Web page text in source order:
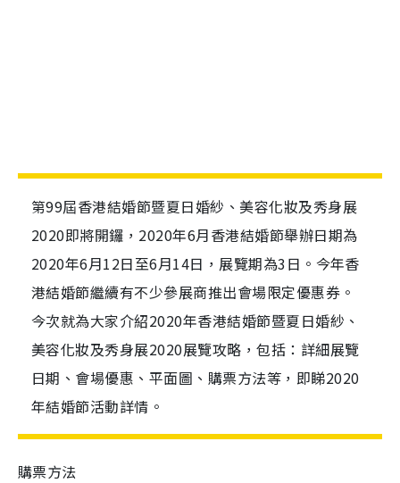
第99屆香港結婚節暨夏日婚紗、美容化妝及秀身展
2020即將開鑼，2020年6月香港結婚節舉辦日期為
2020年6月12日至6月14日，展覽期為3日。今年香
港結婚節繼續有不少參展商推出會場限定優惠券。
今次就為大家介紹2020年香港結婚節暨夏日婚紗、
美容化妝及秀身展2020展覽攻略，包括：詳細展覽
日期、會場優惠、平面圖、購票方法等，即睇2020
年結婚節活動詳情。
購票方法